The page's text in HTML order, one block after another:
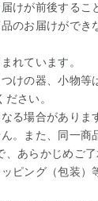
けが前後するこ
のお届けができ
れています。
けの器、小物等
さい。
る場合がありま
。また、同一商
あらかじめご了
ピング（包装）